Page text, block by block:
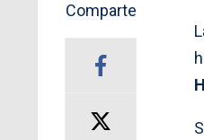
Comparte